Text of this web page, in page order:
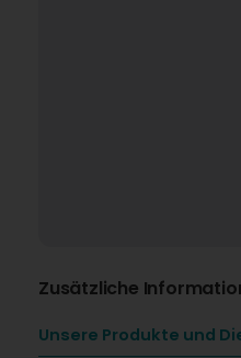
Zusätzliche
Unsere Produkte und